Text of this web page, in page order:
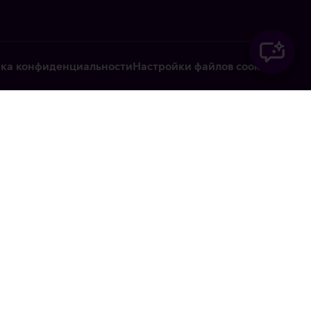
конфиденциальностиНастройки файлов cookie